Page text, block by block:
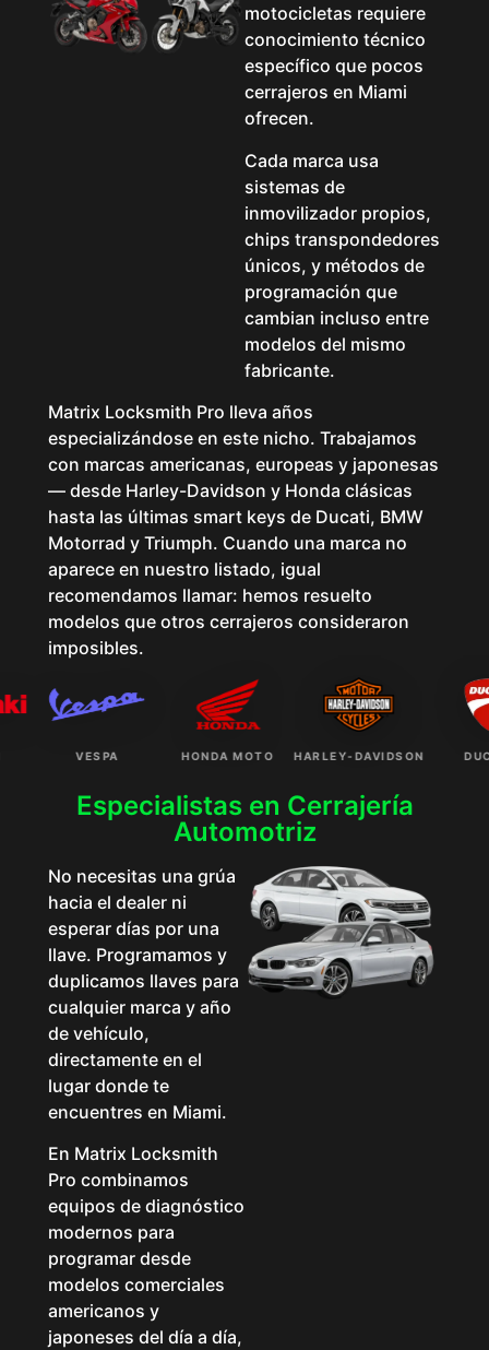
motocicletas requiere
conocimiento técnico
específico que pocos
cerrajeros en Miami
ofrecen.
Cada marca usa
sistemas de
inmovilizador propios,
chips transpondedores
únicos, y métodos de
programación que
cambian incluso entre
modelos del mismo
fabricante.
Matrix Locksmith Pro lleva años
especializándose en este nicho. Trabajamos
con marcas americanas, europeas y japonesas
— desde Harley-Davidson y Honda clásicas
hasta las últimas smart keys de Ducati, BMW
Motorrad y Triumph. Cuando una marca no
aparece en nuestro listado, igual
recomendamos llamar: hemos resuelto
modelos que otros cerrajeros consideraron
imposibles.
VESPA HONDA MOTO HARLEY-DAVIDSON
Especialistas en Cerrajería
Automotriz
No necesitas una grúa
hacia el dealer ni
esperar días por una
llave. Programamos y
duplicamos llaves para
cualquier marca y año
de vehículo,
directamente en el
lugar donde te
encuentres en Miami.
En Matrix Locksmith
Pro combinamos
equipos de diagnóstico
modernos para
programar desde
modelos comerciales
americanos y
japoneses del día a día,